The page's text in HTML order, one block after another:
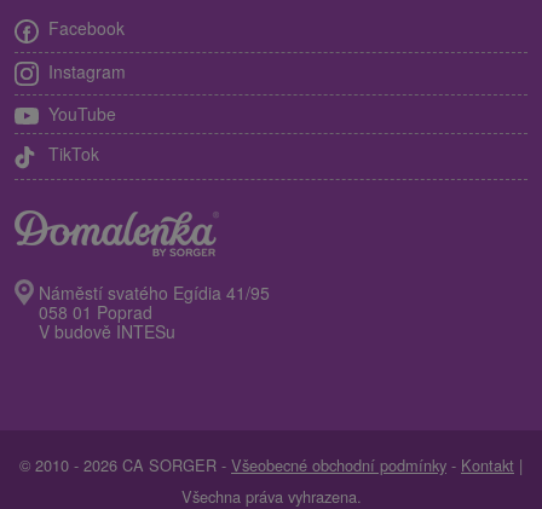
Facebook
Instagram
YouTube
TikTok
Náměstí svatého Egídia 41/95
058 01 Poprad
V budově INTESu
© 2010 - 2026 CA SORGER - Všeobecné obchodní podmínky - Kontakt |
Všechna práva vyhrazena.